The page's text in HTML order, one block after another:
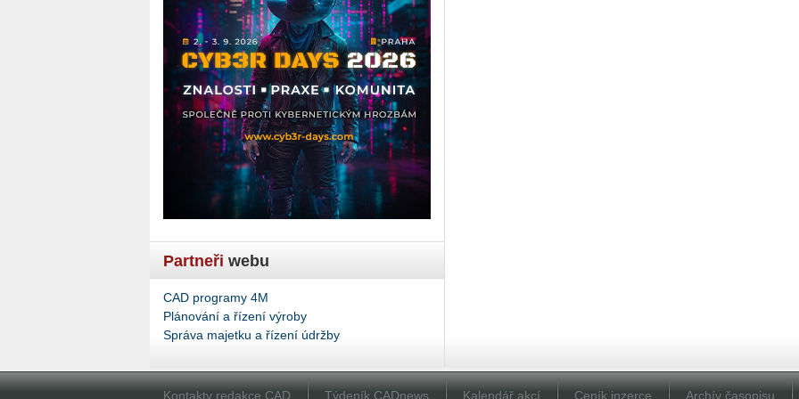
Partneři webu
CAD programy 4M
Plánování a řízení výroby
Správa majetku a řízení údržby
Kontakty redakce CAD Týdeník CADnews Kalendář akcí Ceník inzerce Archív časopisu